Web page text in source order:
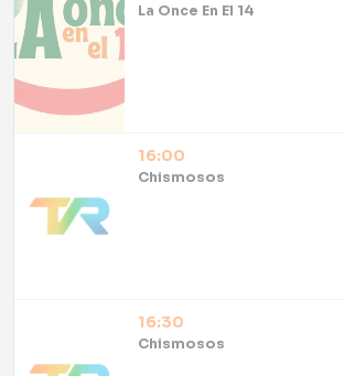
La Once En El 14
16:00
Chismosos
16:30
Chismosos